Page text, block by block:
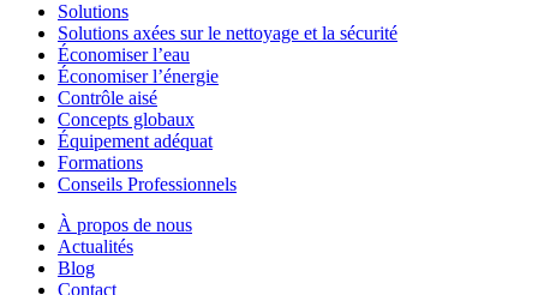
Solutions
Solutions axées sur le nettoyage et la sécurité
Économiser l’eau
Économiser l’énergie
Contrôle aisé
Concepts globaux
Équipement adéquat
Formations
Conseils Professionnels
À propos de nous
Actualités
Blog
Contact